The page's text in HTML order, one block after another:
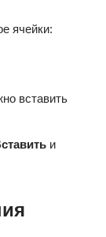
ячейки:
вставить
и